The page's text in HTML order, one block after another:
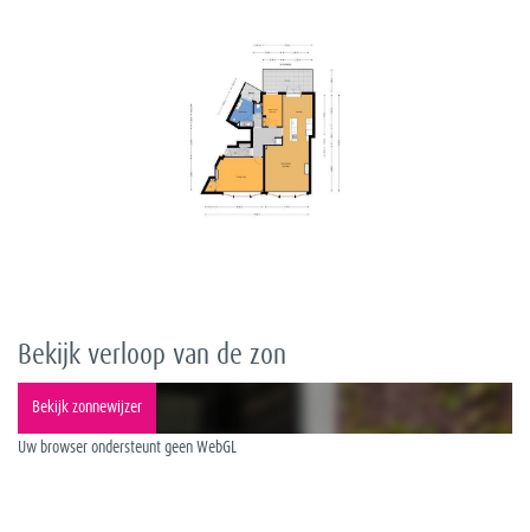
Bekijk verloop van de zon
Bekijk zonnewijzer
Uw browser ondersteunt geen WebGL